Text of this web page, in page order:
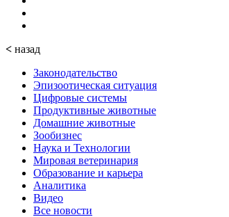
< назад
Законодательство
Эпизоотическая ситуация
Цифровые системы
Продуктивные животные
Домашние животные
Зообизнес
Наука и Технологии
Мировая ветеринария
Образование и карьера
Аналитика
Видео
Все новости